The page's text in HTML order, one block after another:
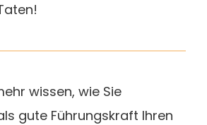
wissen, wie Sie
gute Führungskraft Ihren